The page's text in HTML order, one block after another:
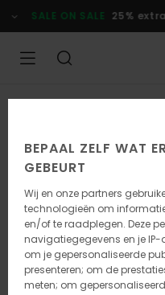
naar
Productinformatie
SALE ON SALE 25%
BEPAAL ZELF WAT
GEBEURT
Wij en onze partners
technologieën om
en/of te raadplegen. Deze
navigatiegegevens en je
om je gepersonaliseerde
presenteren; om de
meten; om